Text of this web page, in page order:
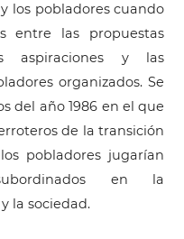
los pobladores cuando
entre las propuestas
aspiraciones y las
organizados. Se
del año 1986 en el que
de la transición
pobladores jugarían
en la
la sociedad.